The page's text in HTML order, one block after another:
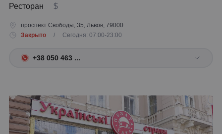
Ресторан $
проспект Свободы, 35, Львов, 79000
Закрыто
/ Сегодня: 07:00-23:00
+38 050 463 ...